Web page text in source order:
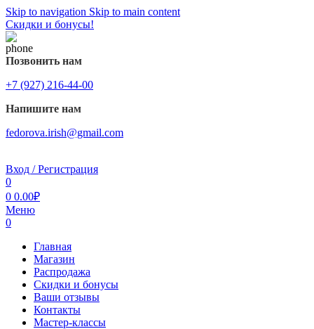
Skip to navigation Skip to main content
Скидки и бонусы!
Позвонить нам
+7 (927) 216-44-00
Напишите нам
fedorova.irish@gmail.com
Вход / Регистрация
0
0 0.00₽
Меню
0
Главная
Магазин
Распродажа
Cкидки и бонусы
Ваши отзывы
Контакты
Мастер-классы